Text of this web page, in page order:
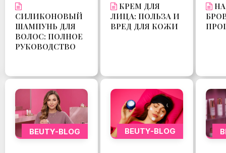
СИЛИКОНОВЫЙ
ШАМПУНЬ ДЛЯ
ВОЛОС: ПОЛНОЕ
РУКОВОДСТВО
КРЕМ ДЛЯ
ЛИЦА: ПОЛЬЗА И
ВРЕД ДЛЯ КОЖИ
BEUTY-BLOG BEUTY-BLOG